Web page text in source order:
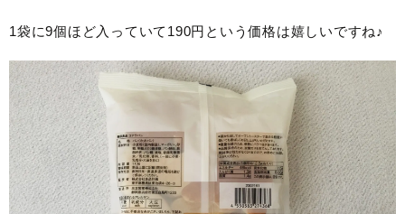
1袋に9個ほど入っていて190円という価格は嬉しいですね♪